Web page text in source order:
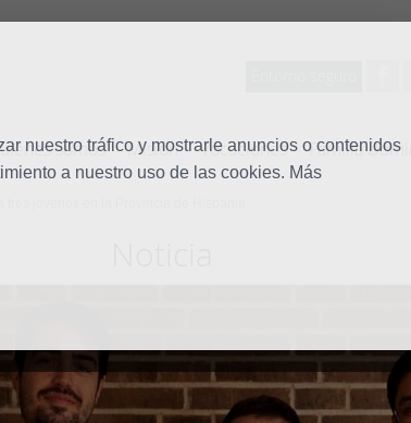
nuestro tráfico y mostrarle anuncios o contenidos
a nuestro uso de las cookies. Más
somos Misión Vocaciones Familia
jóvenes en la Provincia de Hispania